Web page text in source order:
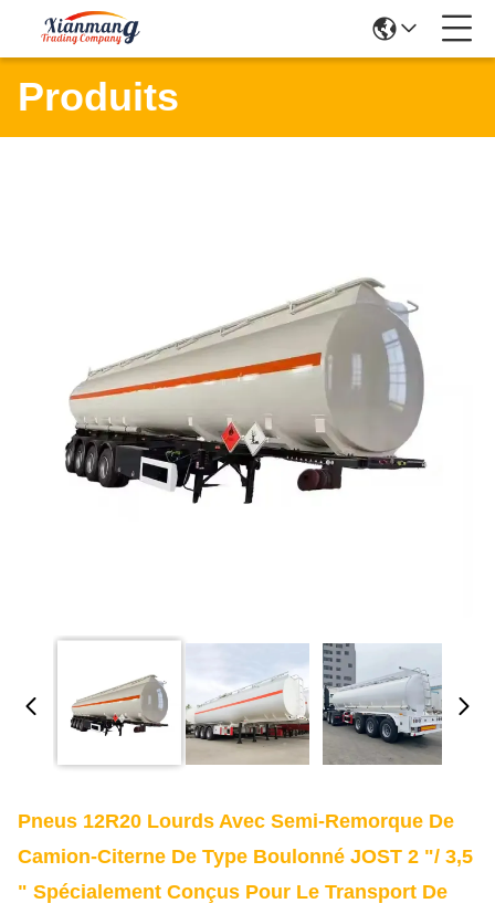
Produits
Pneus 12R20 Lourds Avec Semi-Remorque De
Camion-Citerne De Type Boulonné JOST 2 "/ 3,5
" Spécialement Conçus Pour Le Transport De